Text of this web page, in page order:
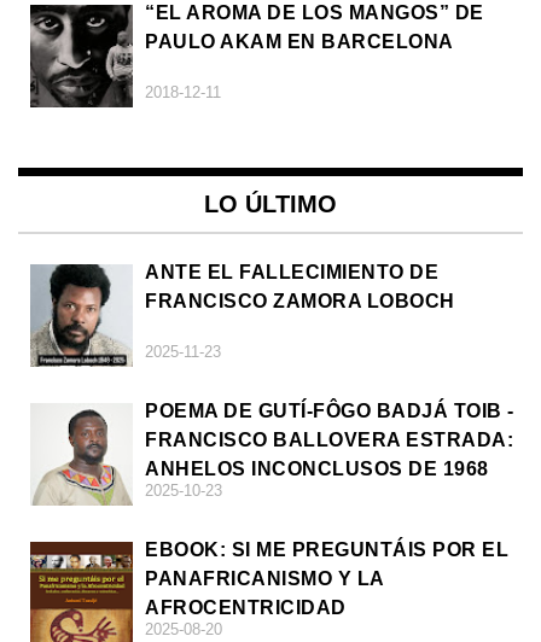
“EL AROMA DE LOS MANGOS” DE
PAULO AKAM EN BARCELONA
2018-12-11
LO ÚLTIMO
ANTE EL FALLECIMIENTO DE
FRANCISCO ZAMORA LOBOCH
2025-11-23
POEMA DE GUTÍ-FÔGO BADJÁ TOIB -
FRANCISCO BALLOVERA ESTRADA:
ANHELOS INCONCLUSOS DE 1968
2025-10-23
EBOOK: SI ME PREGUNTÁIS POR EL
PANAFRICANISMO Y LA
AFROCENTRICIDAD
2025-08-20